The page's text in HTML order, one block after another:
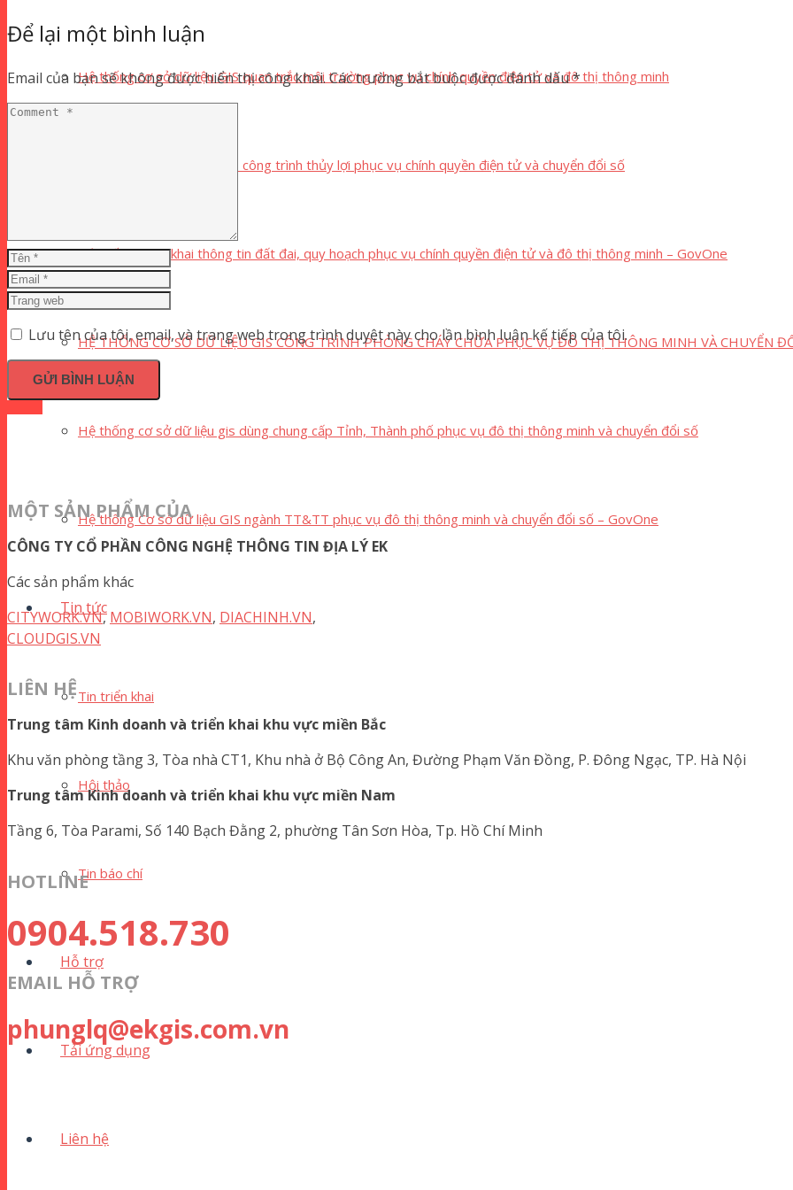
Hệ thống cơ sở dữ liệu GIS quan trắc môi trường phục vụ chính quyền điện tử và đô thị thông minh
Hệ thống cơ sở dữ liệu GIS công trình thủy lợi phục vụ chính quyền điện tử và chuyển đổi số
Hệ thống công khai thông tin đất đai, quy hoạch phục vụ chính quyền điện tử và đô thị thông minh – GovOne
HỆ THỐNG CƠ SỞ DỮ LIỆU GIS CÔNG TRÌNH PHÒNG CHÁY CHỮA PHỤC VỤ ĐÔ THỊ THÔNG MINH VÀ CHUYỂN
Hệ thống cơ sở dữ liệu gis dùng chung cấp Tỉnh, Thành phố phục vụ đô thị thông minh và chuyển đổi số
Hệ thống Cơ sở dữ liệu GIS ngành TT&TT phục vụ đô thị thông minh và chuyển đổi số – GovOne
Tin tức
Tin triển khai
Hội thảo
Tin báo chí
Hỗ trợ
Tải ứng dụng
Liên hệ
Để lại một bình luận
Email của bạn sẽ không được hiển thị công khai.Các trường bắt buộc được đánh dấu*
Lưu tên của tôi, email, và trang web trong trình duyệt này cho lần bình luận kế tiếp của tôi.
MỘT SẢN PHẨM CỦA
CÔNG TY CỔ PHẦN CÔNG NGHỆ THÔNG TIN ĐỊA LÝ EK
Các sản phẩm khác
CITYWORK.VN,MOBIWORK.VN, DIACHINH.VN,
CLOUDGIS.VN
LIÊN HỆ
Trung tâm Kinh doanh và triển khai khu vực miền Bắc
Khu văn phòng tầng 3, Tòa nhà CT1, Khu nhà ở Bộ Công An, Đường Phạm Văn Đồng, P. Đông Ngạc, TP. Hà Nội
Trung tâm Kinh doanh và triển khai khu vực miền Nam
Tầng 6, Tòa Parami, Số 140 Bạch Đằng 2, phường Tân Sơn Hòa, Tp. Hồ Chí Minh
HOTLINE
0904.518.730
EMAIL HỖ TRỢ
phunglq@ekgis.com.vn